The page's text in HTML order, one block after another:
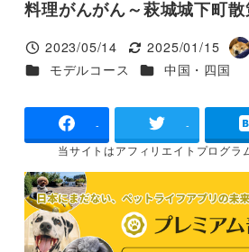
料理がんがん～萩城城下町散
投稿日
2023/05/14
更新日
2025/01/15
著
者
カテゴリー
モデルコース カテゴリー
中国・四国
- -
当サイトはアフィリエイトプログラ